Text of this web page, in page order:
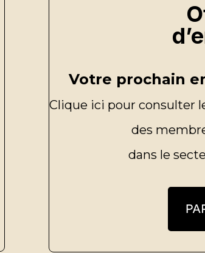
Votre prochain
Clique ici pour consulter
des
dans le